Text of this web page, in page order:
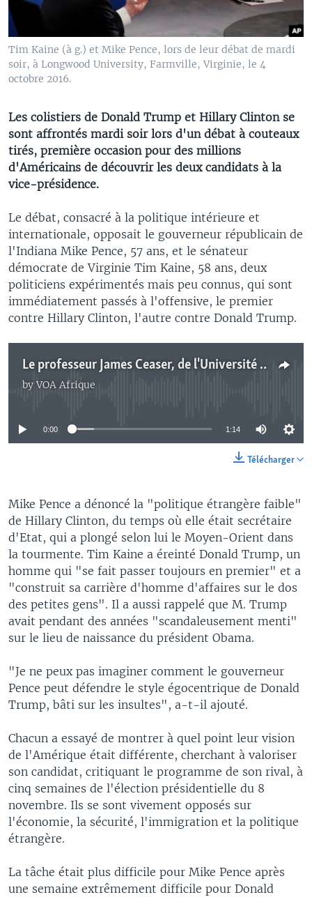
Tim Kaine (à g.) et Mike Pence, lors de leur débat de mardi
soir, à Longwood University, Farmville, Virginie, le 4
octobre 2016.
Les colistiers de Donald Trump et Hillary Clinton se
sont affrontés mardi soir lors d'un débat à couteaux
tirés, première occasion pour des millions
d'Américains de découvrir les deux candidats à la
vice-présidence.
Le débat, consacré à la politique intérieure et
internationale, opposait le gouverneur républicain de
l'Indiana Mike Pence, 57 ans, et le sénateur
démocrate de Virginie Tim Kaine, 58 ans, deux
politiciens expérimentés mais peu connus, qui sont
immédiatement passés à l'offensive, le premier
contre Hillary Clinton, l'autre contre Donald Trump.
Le professeur James Ceaser, de l'Université de Virginie, au micro de Jean-Roger Bion
byVOA Afrique
No media source currently available
0:00 1:14
Télécharger
Mike Pence a dénoncé la "politique étrangère faible"
de Hillary Clinton, du temps où elle était secrétaire
d'Etat, qui a plongé selon lui le Moyen-Orient dans
la tourmente. Tim Kaine a éreinté Donald Trump, un
homme qui "se fait passer toujours en premier" et a
"construit sa carrière d'homme d'affaires sur le dos
des petites gens". Il a aussi rappelé que M. Trump
avait pendant des années "scandaleusement menti"
sur le lieu de naissance du président Obama.
"Je ne peux pas imaginer comment le gouverneur
Pence peut défendre le style égocentrique de Donald
Trump, bâti sur les insultes", a-t-il ajouté.
Chacun a essayé de montrer à quel point leur vision
de l'Amérique était différente, cherchant à valoriser
son candidat, critiquant le programme de son rival, à
cinq semaines de l'élection présidentielle du 8
novembre. Ils se sont vivement opposés sur
l'économie, la sécurité, l'immigration et la politique
étrangère.
La tâche était plus difficile pour Mike Pence après
une semaine extrêmement difficile pour Donald